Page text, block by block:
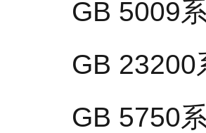
GB 5009
GB 23200
GB 5750